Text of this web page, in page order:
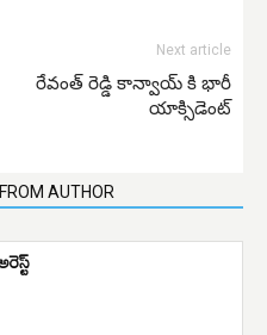
Next article
రేవంత్ రెడ్డి కాన్వాయ్ కి భారీ
యాక్సిడెంట్
AUTHOR